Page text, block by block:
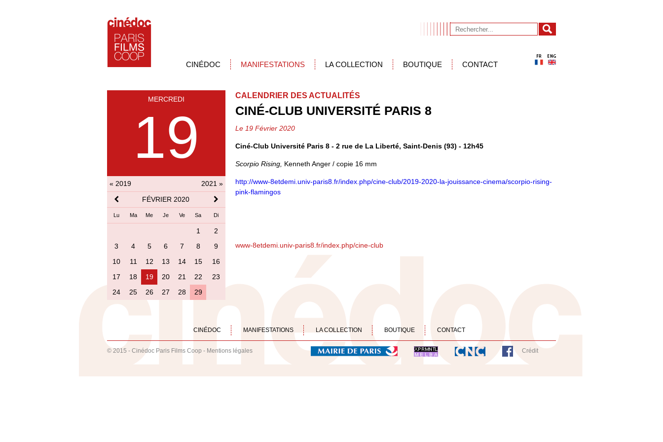
CINÉDOC MANIFESTATIONS LA COLLECTION BOUTIQUE CONTACT
MERCREDI
19
« 2019
2021 »
FÉVRIER 2020
Lu Ma Me Je Ve Sa Di
1
2
3
4 5 6 7 8
9
10
11 12 13 14 15
16
17
18 19 20 21 22
23
24
25 26 27 28 29
CALENDRIER DES ACTUALITÉS
CINÉ-CLUB UNIVERSITÉ PARIS 8
Le 19 Février 2020
Ciné-Club Université Paris 8 - 2 rue de La Liberté, Saint-Denis (93) - 12h45
Scorpio Rising, Kenneth Anger / copie 16 mm
http://www-8etdemi.univ-paris8.fr/index.php/cine-club/2019-2020-la-jouissance-cinema/scorpio-rising-
pink-flamingos
www-8etdemi.univ-paris8.fr/index.php/cine-club
CINÉDOC MANIFESTATIONS LA COLLECTION BOUTIQUE CONTACT
© 2015 - Cinédoc Paris Films Coop - Mentions légales Crédit